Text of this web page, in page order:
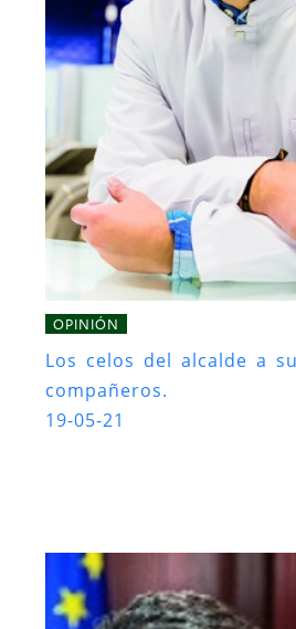
OPINIÓN
Los celos del alcalde a
compañeros.
19-05-21